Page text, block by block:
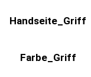
Handseite_Griff
Farbe_Griff